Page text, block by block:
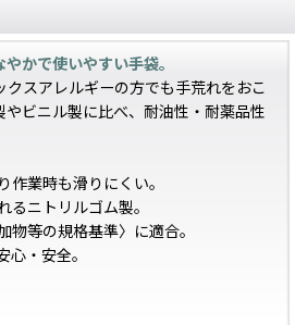
かで使いやすい手袋。
スアレルギーの方でも手荒れをおこ
やビニル製に比べ、耐油性・耐薬品性
業時も滑りにくい。
ニトリルゴム製。
等の規格基準〉に適合。
・安全。